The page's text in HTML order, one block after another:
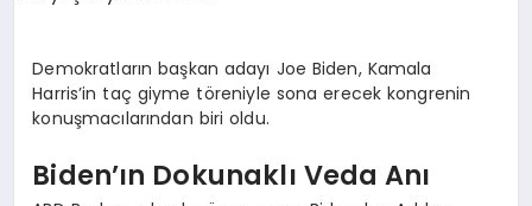
SAĞLIK
SPOR
YAŞAM
Demokratların başkan adayı Joe Biden, Kamala
Harris’in taç giyme töreniyle sona erecek kongrenin
konuşmacılarından biri oldu.
Biden’ın Dokunaklı Veda Anı